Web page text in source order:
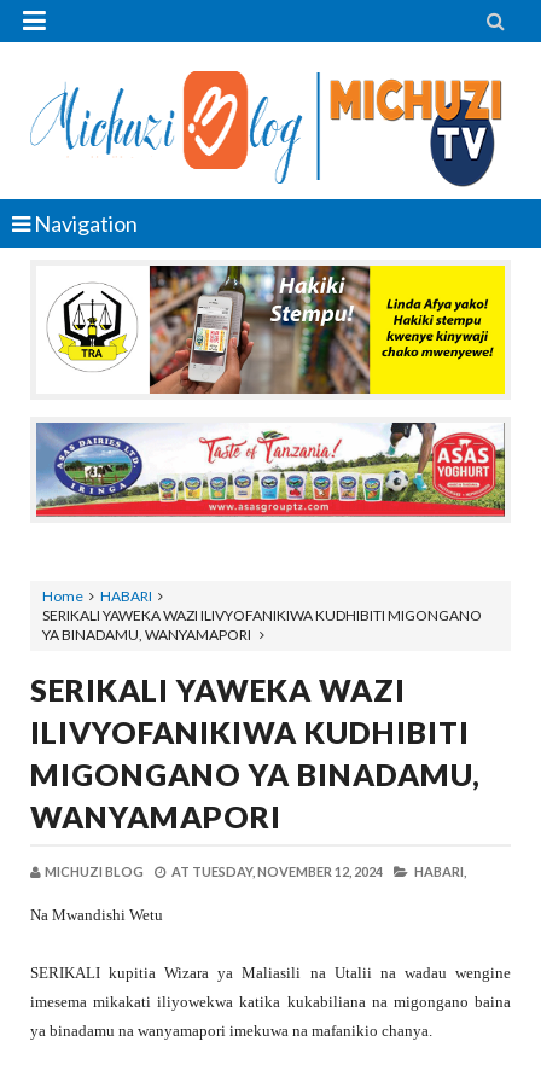
 
Navigation
Home
HABARI
SERIKALI YAWEKA WAZI ILIVYOFANIKIWA KUDHIBITI MIGONGANO
YA BINADAMU, WANYAMAPORI
SERIKALI YAWEKA WAZI
ILIVYOFANIKIWA KUDHIBITI
MIGONGANO YA BINADAMU,
WANYAMAPORI
MICHUZI BLOG AT TUESDAY, NOVEMBER 12, 2024 HABARI,
Na Mwandishi Wetu
SERIKALI kupitia Wizara ya Maliasili na Utalii na wadau wengine
imesema mikakati iliyowekwa katika kukabiliana na migongano baina
ya binadamu na wanyamapori imekuwa na mafanikio chanya.